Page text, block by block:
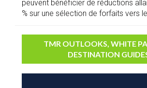
peuvent bénéficier de réductions
% sur une sélection de forfaits vers
TMR OUTLOOKS, WHITE
DESTINATION